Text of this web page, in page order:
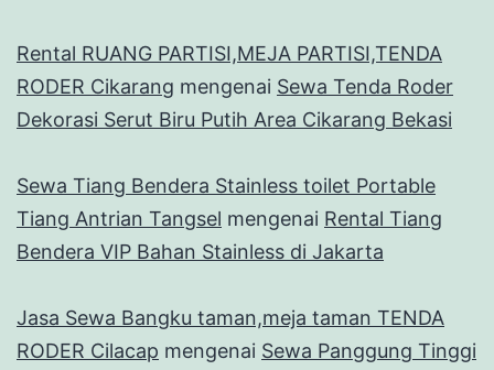
Rental RUANG PARTISI,MEJA PARTISI,TENDA
RODER Cikarang mengenai Sewa Tenda Roder
Dekorasi Serut Biru Putih Area Cikarang Bekasi
Sewa Tiang Bendera Stainless toilet Portable
Tiang Antrian Tangsel mengenai Rental Tiang
Bendera VIP Bahan Stainless di Jakarta
Jasa Sewa Bangku taman,meja taman TENDA
RODER Cilacap mengenai Sewa Panggung Tinggi